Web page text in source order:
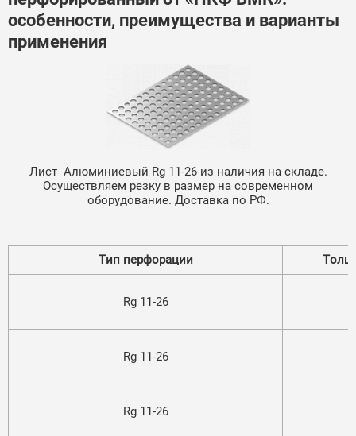
особенности, преимущества и варианты
применения
Лист Алюминиевый Rg 11-26 из наличия на складе.
Осуществляем резку в размер на современном
оборудование. Доставка по РФ.
Тип перфорации
Rg 11-26
Rg 11-26
Rg 11-26